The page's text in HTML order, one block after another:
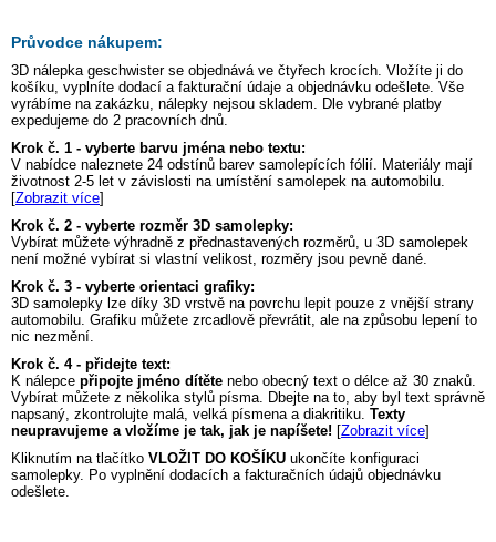
Průvodce nákupem:
3D nálepka geschwisterse objednává ve čtyřech krocích. Vložíte ji do
košíku, vyplníte dodací a fakturační údaje a objednávku odešlete. Vše
vyrábíme na zakázku, nálepky nejsou skladem. Dle vybrané platby
expedujeme do 2 pracovních dnů.
Krok č. 1 - vyberte barvu jména nebo textu:
V nabídce naleznete 24 odstínů barev samolepících fólií. Materiály mají
životnost 2-5 let v závislosti na umístění samolepek na automobilu.
[Zobrazit více]
Krok č. 2 - vyberte rozměr 3D samolepky:
Vybírat můžete výhradně z přednastavených rozměrů, u 3D samolepek
není možné vybírat si vlastní velikost, rozměry jsou pevně dané.
Krok č. 3 - vyberte orientaci grafiky:
3D samolepky lze díky 3D vrstvě na povrchu lepit pouze z vnější strany
automobilu. Grafiku můžete zrcadlově převrátit, ale na způsobu lepení to
nic nezmění.
Krok č. 4 - přidejte text:
K nálepce připojte jméno dítěte nebo obecný text o délce až 30 znaků.
Vybírat můžete z několika stylů písma. Dbejte na to, aby byl text správně
napsaný, zkontrolujte malá, velká písmena a diakritiku. Texty
neupravujeme a vložíme je tak, jak je napíšete! [Zobrazit více]
Kliknutím na tlačítko VLOŽIT DO KOŠÍKU ukončíte konfiguraci
samolepky. Po vyplnění dodacích a fakturačních údajů objednávku
odešlete.